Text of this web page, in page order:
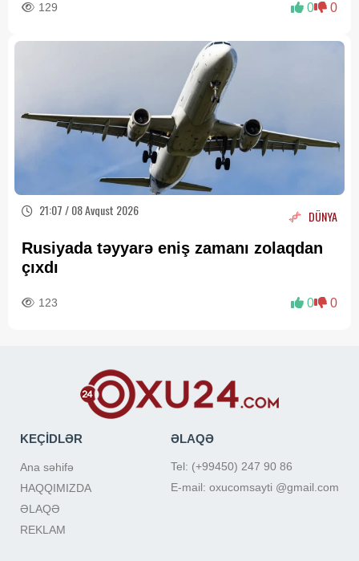
129 0 0
21:07 / 08 Avqust 2026 DÜNYA
Rusiyada təyyarə eniş zamanı zolaqdan
çıxdı
123 0 0
KEÇİDLƏR
Ana səhifə
HAQQIMIZDA
ƏLAQƏ
REKLAM
ƏLAQƏ
Tel: (+99450) 247 90 86
E-mail: oxucomsayti @gmail.com